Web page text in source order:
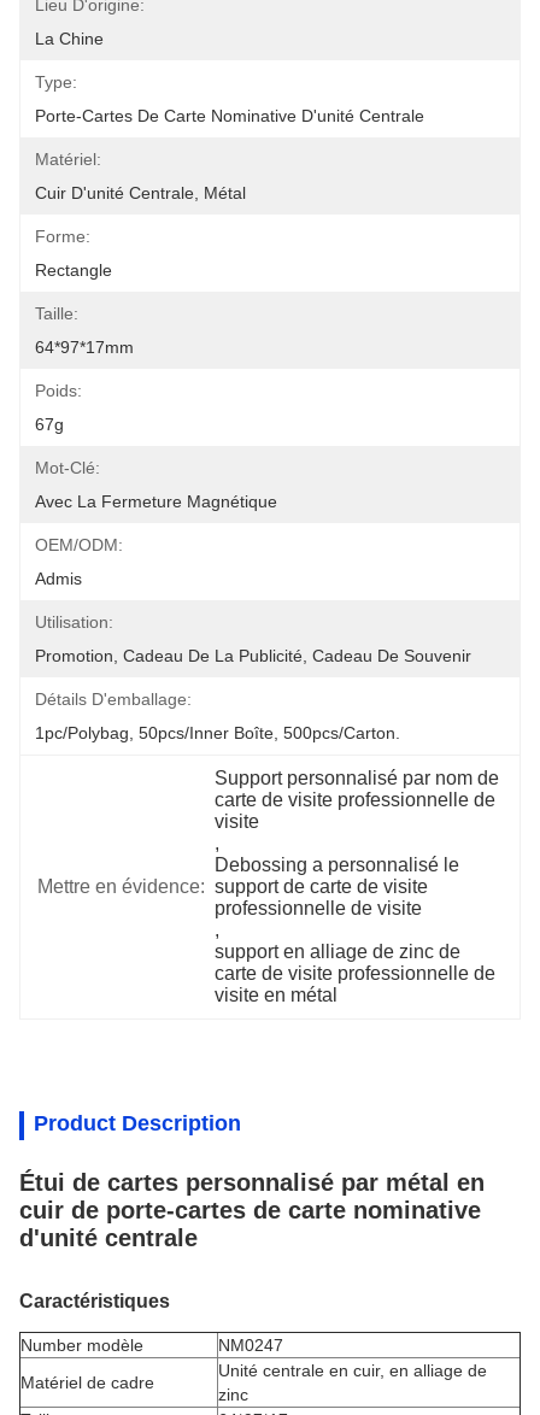
Lieu D'origine:
La Chine
Type:
Porte-Cartes De Carte Nominative D'unité Centrale
Matériel:
Cuir D'unité Centrale, Métal
Forme:
Rectangle
Taille:
64*97*17mm
Poids:
67g
Mot-Clé:
Avec La Fermeture Magnétique
OEM/ODM:
Admis
Utilisation:
Promotion, Cadeau De La Publicité, Cadeau De Souvenir
Détails D'emballage:
1pc/polybag, 50pcs/inner Boîte, 500pcs/carton.
Mettre en évidence:
Support personnalisé par nom de
carte de visite professionnelle de
visite
,
Debossing a personnalisé le
support de carte de visite
professionnelle de visite
,
support en alliage de zinc de
carte de visite professionnelle de
visite en métal
Product Description
Étui de cartes personnalisé par métal en
cuir de porte-cartes de carte nominative
d'unité centrale
Caractéristiques
Number modèle
NM0247
Matériel de cadre
Unité centrale en cuir, en alliage de
zinc